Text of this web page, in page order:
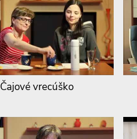
Čajové vrecúško